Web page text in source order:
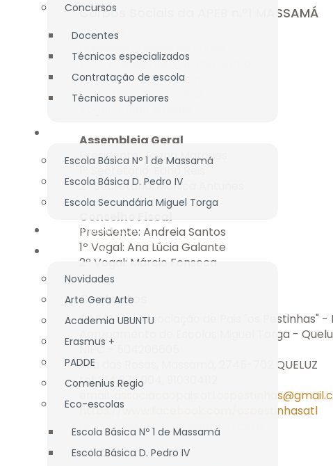
Concursos
Docentes
Técnicos especializados
Contratação de escola
Técnicos superiores
Escola Básica Nº 1 de Massamá
Escola Básica D. Pedro IV
Escola Secundária Miguel Torga
DOCUMENTAÇÃO
PROJETOS
Novidades
Arte Gera Arte
Academia UBUNTU
Erasmus +
PADDE
Comenius Regio
Eco-escolas
Escola Básica Nº 1 de Massamá
Escola Básica D. Pedro IV
Corpos Sociais da APEB n.º1 MASSAMÁ
Direção
Presidente: Maria de Sousa
Vice-Presidente: Patrícia Ramos
Secretário: Dulce Franco
Tesoureiro: Davide Reis
Vogal: Joana Vidinha
Assembleia Geral
Presidente: Joana Marques
2º Secretário: Mónica Antunes
Conselho Fiscal
Presidente: Andreia Santos
1º Vogal: Ana Lúcia Galante
2º Vogal: Márcio Fonseca
Contactos
CAF/ATL - Associação de Pais "os Pestinhas" -
Agrupamento de Escolas Miguel Torga -
NIPC - 504206605
Rua das Rosas, Massamá, 2745-702 QUELUZ
tel: 214 379 904, 910304112
https://www.facebook.com/ospestinhasatl
https://www.cafospestinhas.com